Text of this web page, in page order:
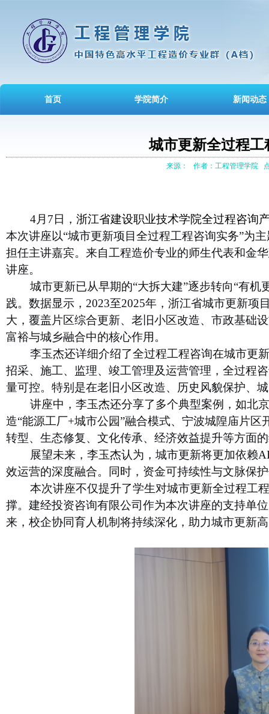
首页 学院简介 新闻动态
城市更新全过程
来源： 作者：工程管理学院
4月 7 日， 浙江省建设职业技术学院全过程咨询
本次讲座以“城市更新项目全过程工程咨询实务”为
担任主讲嘉宾。 来自工程造价专业的师生代表和金
讲座。
城市更新已从早期的“大拆大建”逐步转向“有机
践。数据显示，2023至2025年，浙江省城市更新项
大，覆盖片区综合更新、老旧小区改造、市政基础
富裕与城乡融合中的核心作用。
李玉杰还详细介绍了全过程工程咨询在城市更新
招采、施工、监理、竣工管理及运营管理，全过程
量可控。特别是在老旧小区改造、历史风貌保护、
讲座中，李玉杰还分享了多个典型案例，如北京
造“能源工厂+城市公园”融合模式、宁波城隍庙片
转型、生态修复、文化传承、经济效益提升等方面
展望未来，李玉杰认为，城市更新将更加依赖AI
效运营的深度融合。同时，资金可持续性与文脉保
本次讲座不仅提升了学生对城市更新全过程工程
撑。建经投资咨询有限公司作为本次讲座的支持单
来，校企协同育人机制将持续深化，助力城市更新